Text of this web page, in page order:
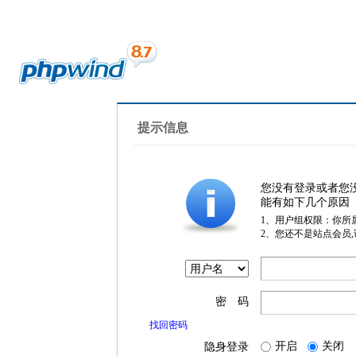
提示信息
您没有登录或者您
能有如下几个原因
1、用户组权限：你所
2、您还不是站点会员
密 码
找回密码
隐身登录 开启 关闭